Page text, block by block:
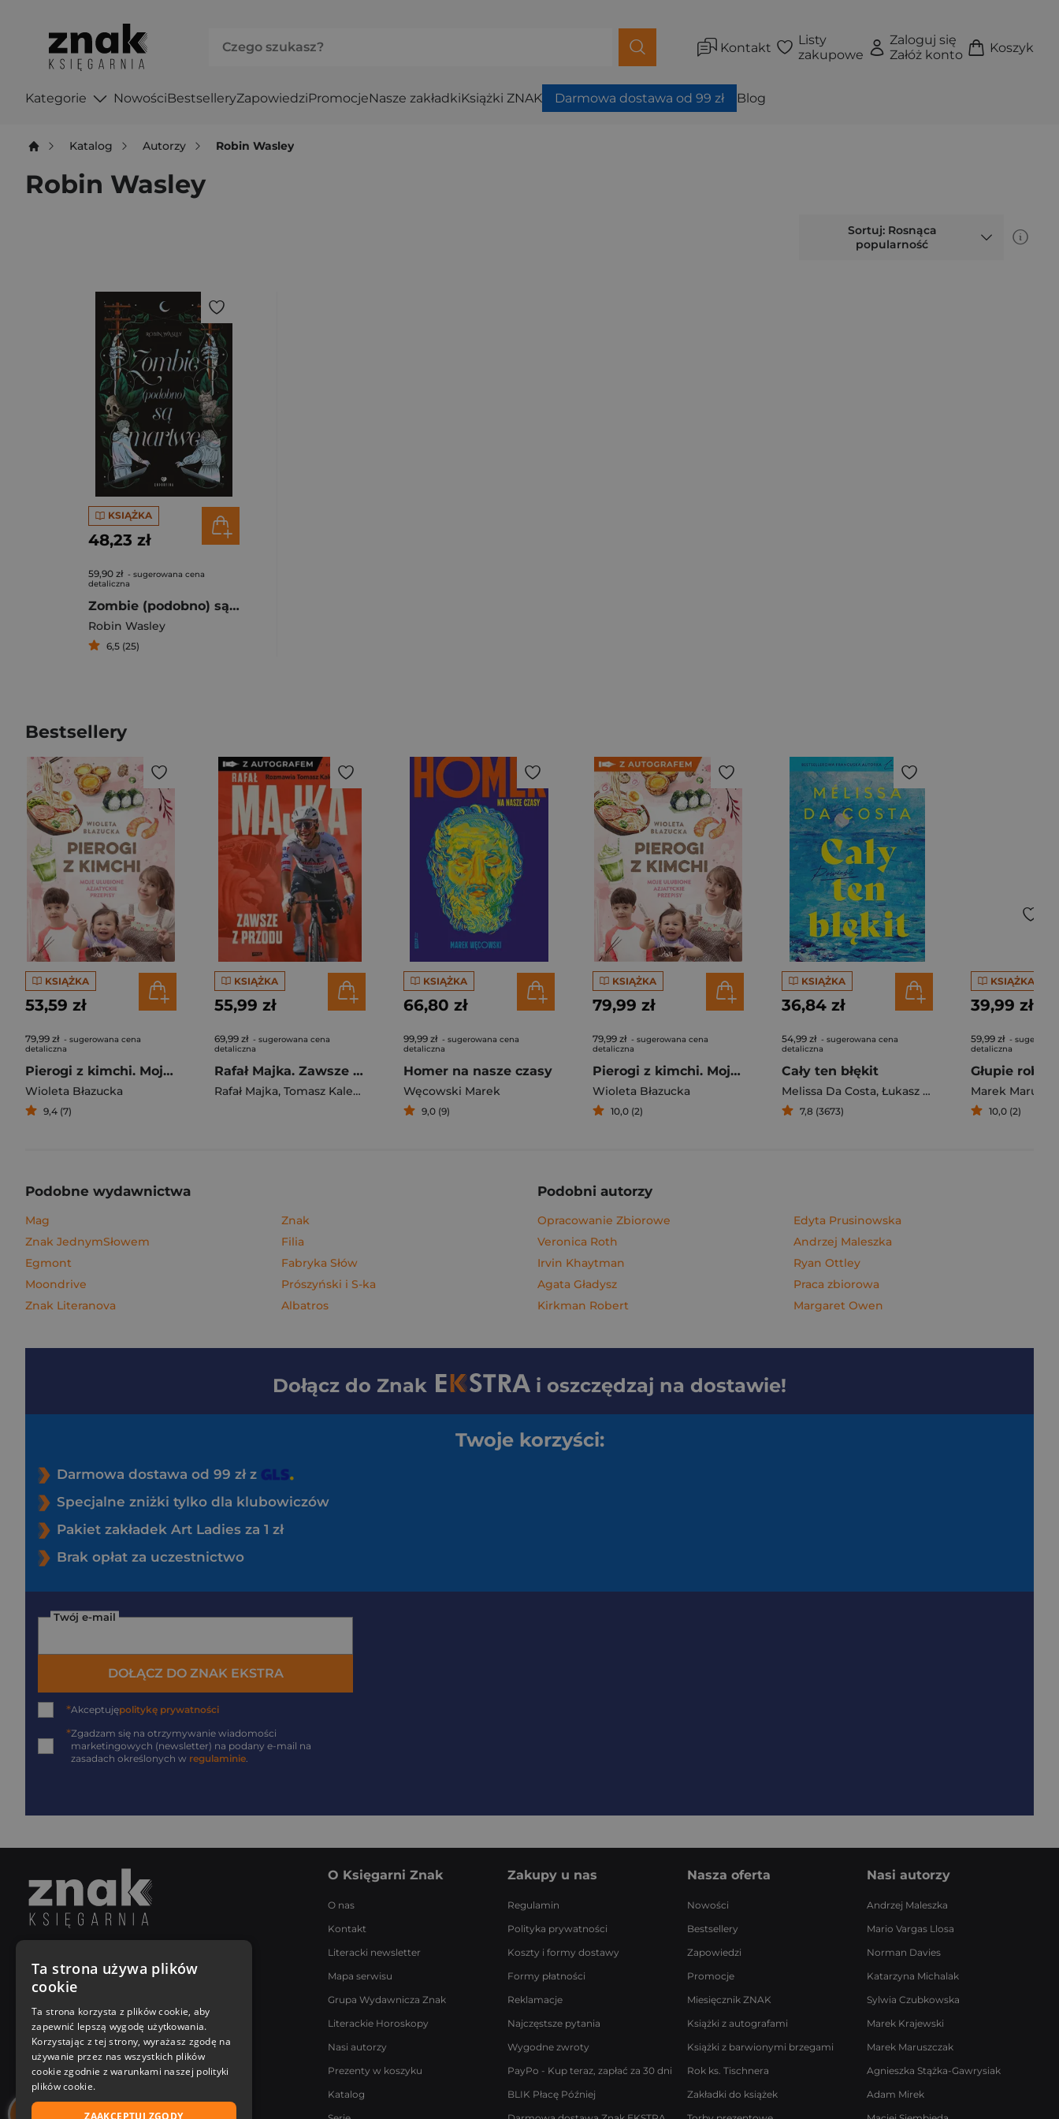
Kontakt
Listy
zakupowe
Zaloguj się
Załóż konto
Koszyk
Kategorie NowościBestselleryZapowiedziPromocjeNasze zakładkiKsiążki ZNAK Darmowa dostawa od 99 zł Blog
Katalog Autorzy Robin Wasley
Robin Wasley
Sortuj: Rosnąca
popularność
KSIĄŻKA
48,23 zł
59,90 zł - sugerowana cena
detaliczna
Zombie (podobno) są martwe
Robin Wasley
6,5 (25)
Bestsellery
KSIĄŻKA
53,59 zł
79,99 zł - sugerowana cena
detaliczna
Pierogi z kimchi. Moje ulubione azjatyckie przepisy
Wioleta Błazucka
9,4 (7)
KSIĄŻKA
55,99 zł
69,99 zł - sugerowana cena
detaliczna
Rafał Majka. Zawsze z przodu. Rozmawia Tomasz Kalemba - książka z autografem
Rafał Majka, Tomasz Kalemba
KSIĄŻKA
66,80 zł
99,99 zł - sugerowana cena
detaliczna
Homer na nasze czasy
Węcowski Marek
9,0 (9)
KSIĄŻKA
79,99 zł
79,99 zł - sugerowana cena
detaliczna
Pierogi z kimchi. Moje ulubione azjatyckie przepisy - książka z autografem
Wioleta Błazucka
10,0 (2)
KSIĄŻKA
36,84 zł
54,99 zł - sugerowana cena
detaliczna
Cały ten błękit
Melissa Da Costa, Łukasz Müller
7,8 (3673)
KSIĄŻKA
39,99 zł
59,99 zł -
detaliczna
Marek
10,0 (2)
Podobne wydawnictwa
Mag
Znak JednymSłowem
Egmont
Moondrive
Znak Literanova
Znak
Filia
Fabryka Słów
Prószyński i S-ka
Albatros
Podobni autorzy
Opracowanie Zbiorowe
Veronica Roth
Irvin Khaytman
Agata Gładysz
Kirkman Robert
Edyta Prusinowska
Andrzej Maleszka
Ryan Ottley
Praca zbiorowa
Margaret Owen
Dołącz do Znak i oszczędzaj na dostawie!
Twoje korzyści:
Darmowa dostawa od 99 zł z
Specjalne zniżki tylko dla klubowiczów
Pakiet zakładek Art Ladies za 1 zł
Brak opłat za uczestnictwo
Twój e-mail
DOŁĄCZ DO ZNAK EKSTRA
*Akceptujępolitykę prywatności
*Zgadzam się na otrzymywanie wiadomości
marketingowych (newsletter) na podany e-mail na
zasadach określonych w regulaminie.
Poniedziałek - Piątek
8:00 - 18:00
[email protected]
Bądź z nami na bieżąco
O Księgarni Znak
O nas
Kontakt
Literacki newsletter
Mapa serwisu
Grupa Wydawnicza Znak
Literackie Horoskopy
Nasi autorzy
Prezenty w koszyku
Katalog
Zakupy u nas
Regulamin
Polityka prywatności
Koszty i formy dostawy
Formy płatności
Reklamacje
Najczęstsze pytania
Wygodne zwroty
PayPo - Kup teraz, zapłać za 30 dni
BLIK Płacę Później
Nasza oferta
Nowości
Bestsellery
Zapowiedzi
Promocje
Miesięcznik ZNAK
Książki z autografami
Książki z barwionymi brzegami
Rok ks. Tischnera
Zakładki do książek
Nasi autorzy
Andrzej Maleszka
Mario Vargas Llosa
Norman Davies
Katarzyna Michalak
Sylwia Czubkowska
Marek Krajewski
Marek Maruszczak
Agnieszka Stążka-Gawrysiak
Adam Mirek
Ta strona używa plików
cookie
Ta strona korzysta z plików cookie, aby
zapewnić lepszą wygodę użytkowania.
Korzystając z tej strony, wyrażasz zgodę na
używanie przez nas wszystkich plików
cookie zgodnie z warunkami naszej polityki
plików cookie.
ZAAKCEPTUJ ZGODY